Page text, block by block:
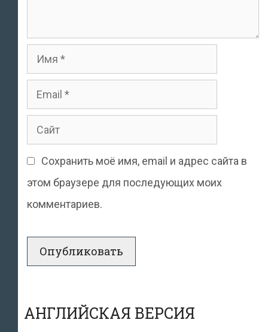
Имя
Email
Сайт
Сохранить моё имя, email и адрес сайта в
этом браузере для последующих моих
комментариев.
АНГЛИЙСКАЯ ВЕРСИЯ